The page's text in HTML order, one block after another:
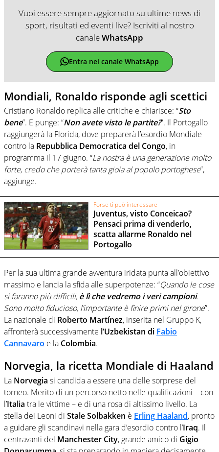
Vuoi essere sempre aggiornato su ultime news di
sport, risultati ed eventi live? Iscriviti al nostro
canaleWhatsApp
Entra nel canale WhatsApp
Mondiali, Ronaldo risponde agli scettici
Cristiano Ronaldo replica alle critiche e chiarisce: “Sto
bene”. E punge: “Non avete visto le partite?”. Il Portogallo
raggiungerà la Florida, dove preparerà l’esordio Mondiale
contro la Repubblica Democratica del Congo, in
programma il 17 giugno. “La nostra è una generazione molto
forte, credo che porterà tanta gioia al popolo portoghese”,
aggiunge.
Forse ti può interessare
Juventus, visto Conceicao?
Pensaci prima di venderlo,
scatta allarme Ronaldo nel
Portogallo
Per la sua ultima grande avventura iridata punta all’obiettivo
massimo e lancia la sfida alle superpotenze: “Quando le cose
si faranno più difficili, è lì che vedremo i veri campioni.
Sono molto fiducioso, l’importante è finire primi nel girone”.
La nazionale di Roberto Martínez, inserita nel Gruppo K,
affronterà successivamente l’Uzbekistan di Fabio
Cannavaro e la Colombia.
Norvegia, la ricetta Mondiale di Haaland
La Norvegia si candida a essere una delle sorprese del
torneo. Merito di un percorso netto nelle qualificazioni – con
l’Italia tra le vittime – e di una rosa di altissimo livello. La
stella dei Leoni di Stale Solbakken è Erling Haaland, pronto
a guidare gli scandinavi nella gara d’esordio contro l’Iraq. Il
centravanti del Manchester City, grande amico di Gigio